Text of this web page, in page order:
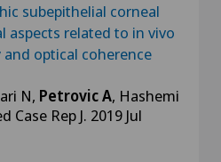
subepithelial corneal
aspects related to in vivo
optical coherence
N, Petrovic A, Hashemi
Case Rep J. 2019 Jul